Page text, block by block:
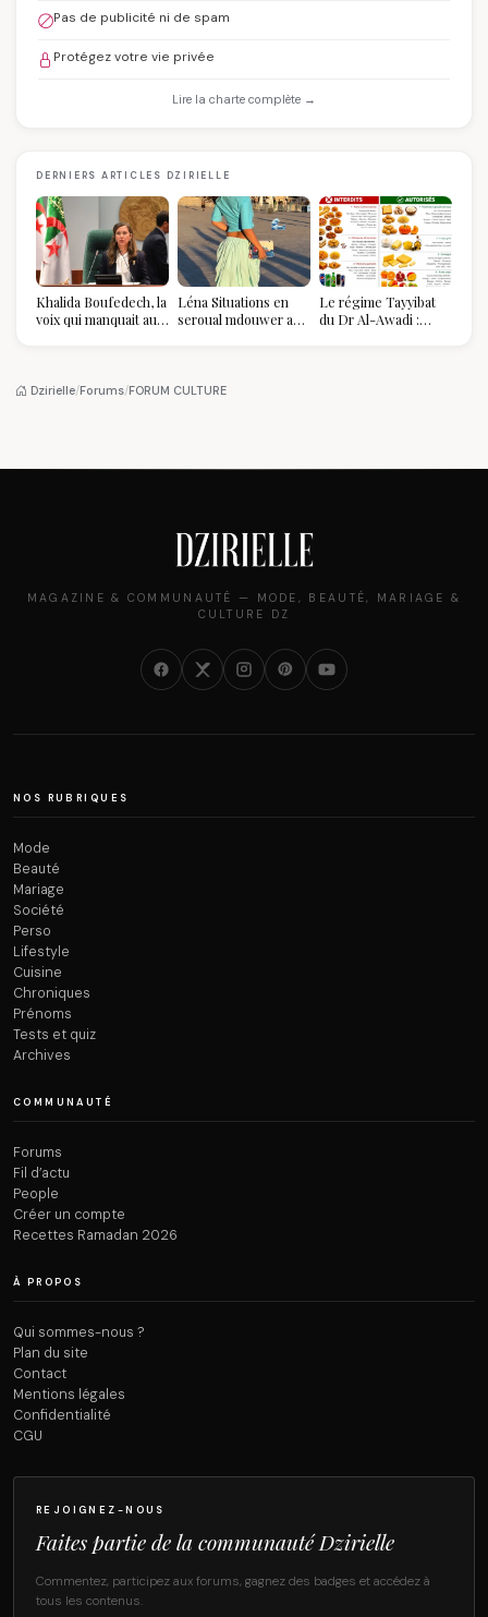
Pas de publicité ni de spam
Protégez votre vie privée
Lire la charte complète →
DERNIERS ARTICLES DZIRIELLE
Khalida Boufedech, la
voix qui manquait au
Léna Situations en
seroual mdouwer au
pièce mode de l'été
Le régime Tayyibat
du Dr Al-Awadi :
Dzirielle/Forums/FORUM CULTURE
MAGAZINE & COMMUNAUTÉ — MODE, BEAUTÉ, MARIAGE &
CULTURE DZ
NOS RUBRIQUES
Mode
Beauté
Mariage
Société
Perso
Lifestyle
Cuisine
Chroniques
Prénoms
Tests et quiz
Archives
COMMUNAUTÉ
Forums
Fil d’actu
People
Créer un compte
Recettes Ramadan 2026
À PROPOS
Qui sommes-nous ?
Plan du site
Contact
Mentions légales
Confidentialité
CGU
REJOIGNEZ-NOUS
Faites partie de la communauté Dzirielle
Commentez, participez aux forums, gagnez des badges et accédez à
tous les contenus.